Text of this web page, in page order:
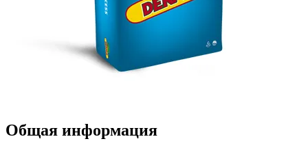
Общая информация